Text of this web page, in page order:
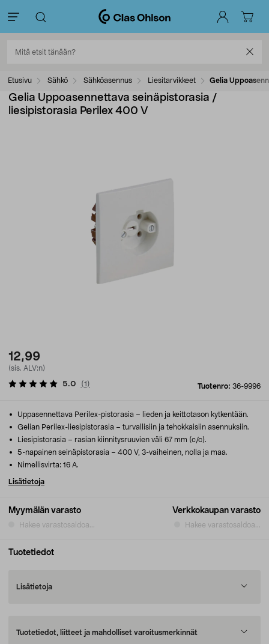
Etusivu Sähkö Sähköasennus Liesitarvikkeet Gelia
Gelia Uppoasennettava seinäpistorasia /
liesipistorasia Perilex 400 V
12,99
(sis. ALV:n)
Tuotenro: 36-9996
5.0 (1 )
Myymälän varasto
Hakee varastosaldoa...
Verkkokaupan varasto
Hakee varastosaldoa...
Uppasennettava Perilex-pistorasia – lieden ja keittotason kytkentään.
Gelian Perilex-liesipistorasia – turvallisiin ja tehokkaisiin asennuksiin.
Liesipistorasia – rasian kiinnitysruuvien väli 67 mm (c/c).
5-napainen seinäpistorasia – 400 V, 3-vaiheinen, nolla ja maa.
Nimellisvirta: 16 A.
Lisätietoja
Tuotetiedot
Lisätietoja
Tuotetiedot, liitteet ja mahdolliset varoitusmerkinnät